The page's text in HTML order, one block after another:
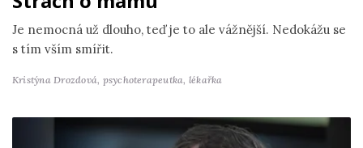
Je nemocná už dlouho, teď je to ale vážnější. Nedokážu se
s tím vším smířit.
Kristýna Drozdová, psychoterapeutka, lékařka